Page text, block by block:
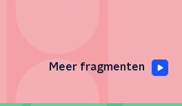
Meer fragmenten